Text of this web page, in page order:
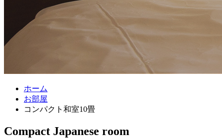
ホーム
お部屋
コンパクト和室10畳
Compact Japanese room